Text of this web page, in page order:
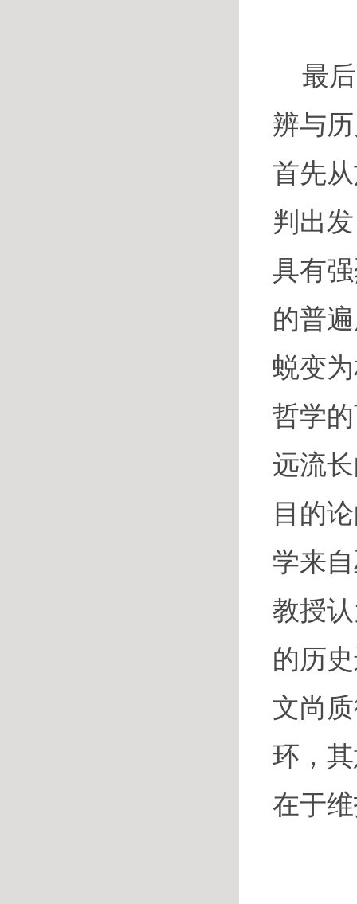
最
辨与
首先
判出
具有
的普
蜕变
哲学
远流
目的
学来
教授
的历
文尚
环，
在于